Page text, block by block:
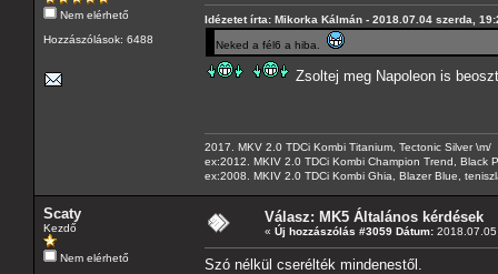
Nem elérhető
Hozzászólások: 6488
Idézetet írta: Mikorka Kálmán - 2018.07.04 szerda,
Neked a fél6 a hiba.
Zsoltej meg Napoleon is
2017. MKV 2.0 TDCi Kombi Titanium, Tectonic Silver \m/
ex:2012. MKIV 2.0 TDCi Kombi Champion Trend, Black
ex:2008. MKIV 2.0 TDCi Kombi Ghia, Blazer Blue,
Scaty
Kezdő
Nem elérhető
Válasz: MK5 Általános kérdések
« Új hozzászólás #3059 Dátum:
Szó nélkül cserélték mindenestől.